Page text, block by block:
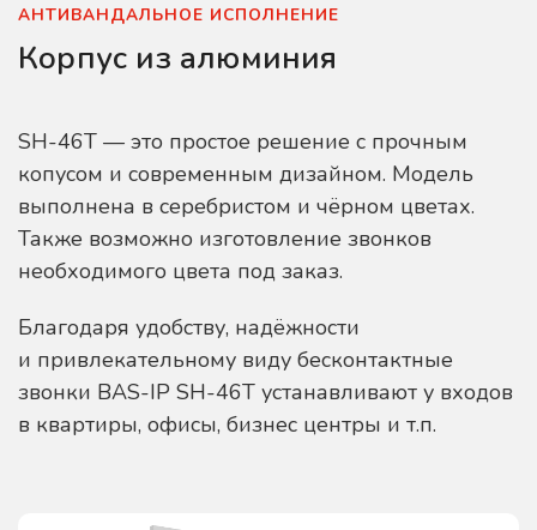
АНТИВАНДАЛЬНОЕ ИСПОЛНЕНИЕ
Корпус из алюминия
SH-46T — это простое решение с прочным
копусом и современным дизайном. Модель
выполнена в серебристом и чёрном цветах.
Также возможно изготовление звонков
необходимого цвета под заказ.
Благодаря удобству, надёжности
и привлекательному виду бесконтактные
звонки BAS-IP SH-46T устанавливают у входов
в квартиры, офисы, бизнес центры и т.п.